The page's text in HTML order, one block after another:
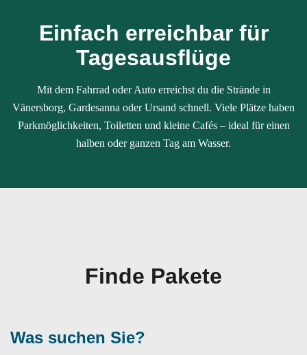
Einfach erreichbar für
Tagesausflüge
Mit dem Fahrrad oder Auto erreichst du die Strände in
Vänersborg, Gardesanna oder Ursand schnell. Viele Plätze haben
Parkmöglichkeiten, Toiletten und kleine Cafés – ideal für einen
halben oder ganzen Tag am Wasser.
Finde Pakete
Was suchen Sie?